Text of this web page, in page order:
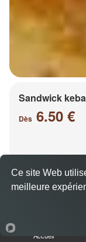
Sandwick
Dès 6.50 €
Accueil
Ce site Web
meilleure